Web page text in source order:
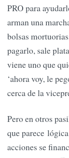
PRO pa­ra
arman una
bolsas
pagarlo, sale
viene uno que
‘ahora voy, le
cerca de la
Pero en otros
que parece
acciones se